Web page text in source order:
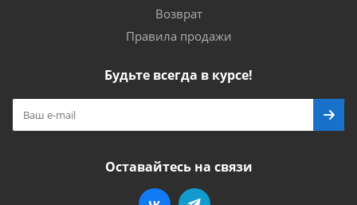
Возврат
Правила продажи
Будьте всегда в курсе!
Оставайтесь на связи